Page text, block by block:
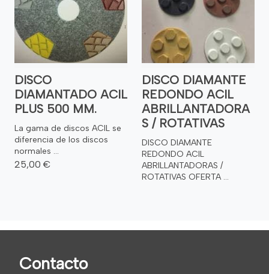
DISCO
DIAMANTADO ACIL
PLUS 500 MM.
La gama de discos ACIL se
diferencia de los discos
normales ...
25,00 €
DISCO DIAMANTE
REDONDO ACIL
ABRILLANTADORA
S / ROTATIVAS
DISCO DIAMANTE
REDONDO ACIL
ABRILLANTADORAS /
ROTATIVAS OFERTA ...
Contacto